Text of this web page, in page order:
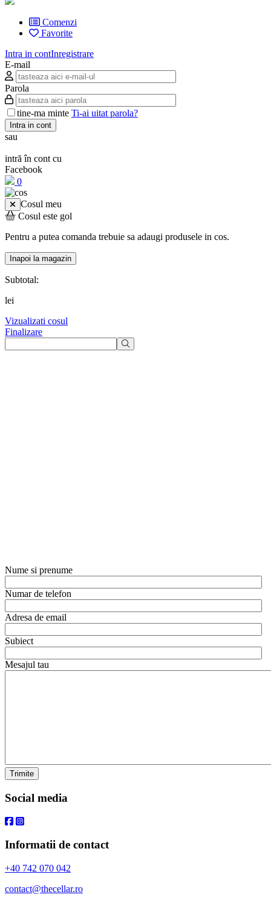
Comenzi
Favorite
Intra in contInregistrare
E-mail
Parola
tine-ma minte Ti-ai uitat parola?
Intra in cont
sau
intră în cont cu
Facebook
0
Cosul meu
Cosul este gol
Pentru a putea comanda trebuie sa adaugi produsele in cos.
Inapoi la magazin
Subtotal:
lei
Vizualizati cosul
Finalizare
Nume si prenume
Numar de telefon
Adresa de email
Subiect
Mesajul tau
Trimite
Social media
Informatii de contact
+40 742 070 042
contact@thecellar.ro